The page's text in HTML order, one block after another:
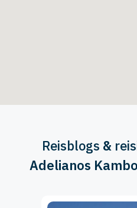
Reisblogs &
Adelianos